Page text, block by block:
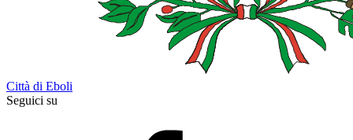
Città di Eboli
Seguici su